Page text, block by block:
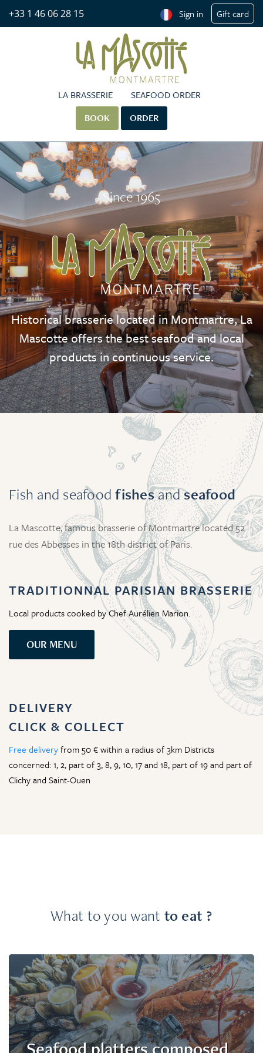
+33 1 46 06 28 15 Sign in Gift card
LA BRASSERIE SEAFOOD ORDER
BOOK ORDER
Since 1965
Historical brasserie located in Montmartre, La
Mascotte offers the best seafood and local
products in continuous service.
Fish and seafood fishesandseafood
La Mascotte, famous brasserie of Montmartre located 52
rue des Abbesses in the 18th district of Paris.
TRADITIONNAL PARISIAN BRASSERIE
Local products cooked by Chef Aurélien Marion.
OUR MENU
DELIVERY
CLICK & COLLECT
Free deliveryfrom 50 € within a radius of 3km Districts
concerned: 1, 2, part of 3, 8, 9, 10, 17 and 18, part of 19 and part of
Clichy and Saint-Ouen
What to you want to eat ?
Seafood platters composed